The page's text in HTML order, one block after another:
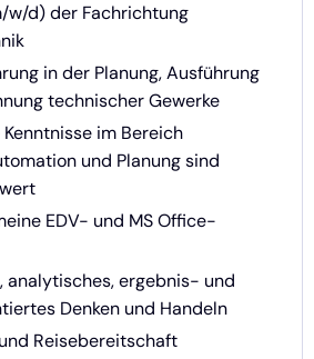
w/d) der Fachrichtung
in der Planung, Ausführung
technischer Gewerke
im Bereich
und Planung sind
EDV- und MS Office-
analytisches, ergebnis- und
Denken und Handeln
Reisebereitschaft